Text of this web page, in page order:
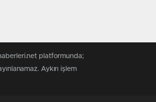
platformunda;
Aykırı işlem